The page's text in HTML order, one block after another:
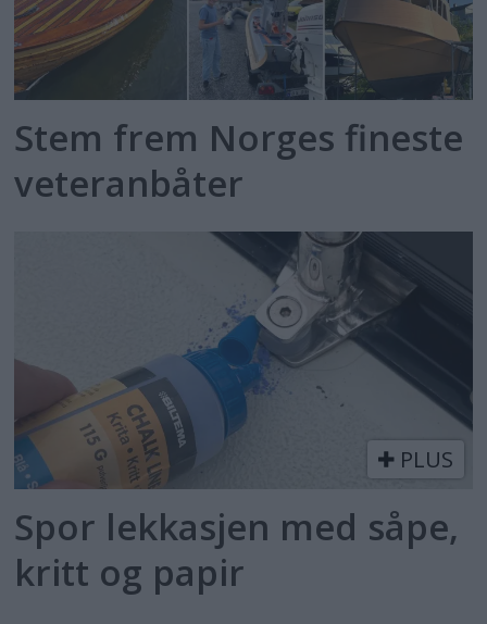
Stem frem Norges fineste
veteranbåter
PLUS
Spor lekkasjen med såpe,
kritt og papir